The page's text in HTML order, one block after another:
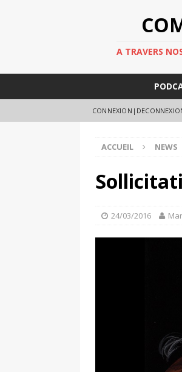
A TRAVERS
ACCUEIL NEWS
24/03/2016